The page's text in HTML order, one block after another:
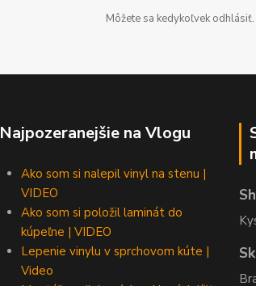
Môžete sa kedykoľvek
Najpozeranejšie na Vlogu
Ako som si nalepil vinyl na stenu |
VIDEO
Ako som si položil laminát do
kúpeľne | VIDEO
Lepenie vinylu v sprchovom kúte |
Video